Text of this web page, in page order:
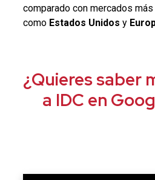
comparado con mercados
como Estados Unidos y
¿Quieres saber
a IDC en